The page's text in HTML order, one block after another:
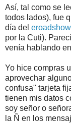
Así, tal como se
todos lados), fue
día del eroadshow
por la Cuti).
venía hablando
Yo hice compras
aprovechar
confusa" tarjeta
tienen mis datos
soy señor o
la Ñ en los